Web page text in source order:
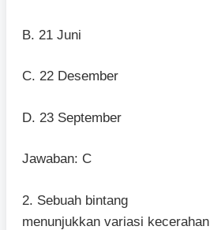
B. 21 Juni
C. 22 Desember
D. 23 September
Jawaban: C
2. Sebuah bintang
menunjukkan variasi kecerahan